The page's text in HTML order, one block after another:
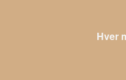
Hver